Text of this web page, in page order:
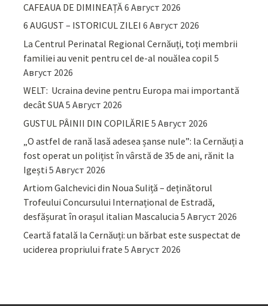
CAFEAUA DE DIMINEAȚĂ6 Август 2026
6 AUGUST – ISTORICUL ZILEI 6 Август 2026
La Centrul Perinatal Regional Cernăuți, toți membrii
familiei au venit pentru cel de-al nouălea copil 5
Август 2026
WELT: Ucraina devine pentru Europa mai importantă
decât SUA5 Август 2026
GUSTUL PÂINII DIN COPILĂRIE 5 Август 2026
„O astfel de rană lasă adesea șanse nule”: la Cernăuți a
fost operat un polițist în vârstă de 35 de ani, rănit la
Igești 5 Август 2026
Artiom Galchevici din Noua Suliță – deținătorul
Trofeului Concursului Internațional de Estradă,
desfășurat în orașul italian Mascalucia 5 Август 2026
Ceartă fatală la Cernăuți: un bărbat este suspectat de
uciderea propriului frate 5 Август 2026